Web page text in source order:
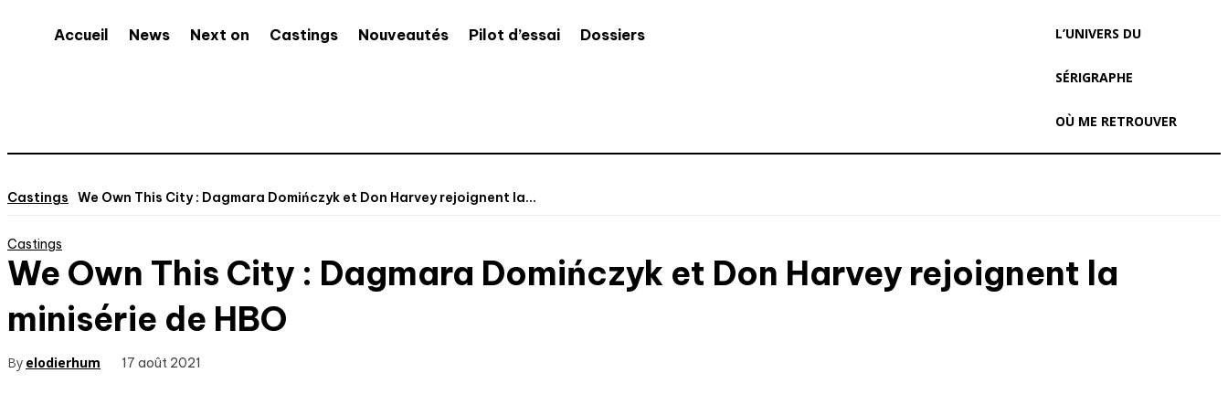
Accueil News Next on Castings Nouveautés Pilot d’essai Dossiers L’UNIVERS DU
SÉRIGRAPHE
OÙ ME RETROUVER
Castings We Own This City : Dagmara Domińczyk et Don Harvey rejoignent la...
Castings
We Own This City : Dagmara Domińczyk et Don Harvey rejoignent la
minisérie de HBO
By elodierhum 17 août 2021